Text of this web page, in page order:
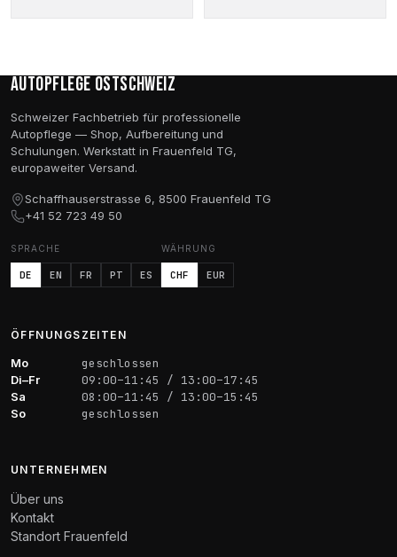
Autopflege Ostschweiz
Schweizer Fachbetrieb für professionelle
Autopflege — Shop, Aufbereitung und
Schulungen. Werkstatt in Frauenfeld TG,
europaweiter Versand.
Schaffhauserstrasse 6, 8500 Frauenfeld TG
+41 52 723 49 50
SPRACHE
DE EN FR PT ES
WÄHRUNG
CHF EUR
ÖFFNUNGSZEITEN
Mo geschlossen
Di–Fr 09:00–11:45 / 13:00–17:45
Sa 08:00–11:45 / 13:00–15:45
So geschlossen
UNTERNEHMEN
Über uns
Kontakt
Standort Frauenfeld